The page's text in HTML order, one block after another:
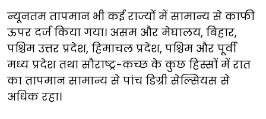
न्यूनतम तापमान भी कई राज्यों में सामान्य से काफी
ऊपर दर्ज किया गया। असम और मेघालय, बिहार,
पश्चिम उत्तर प्रदेश, हिमाचल प्रदेश, पश्चिम और पूर्वी
मध्य प्रदेश तथा सौराष्ट्र-कच्छ के कुछ हिस्सों में रात
का तापमान सामान्य से पांच डिग्री सेल्सियस से
अधिक रहा।